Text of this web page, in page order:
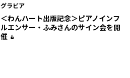
グラビア
＜わんハート出版記念＞ピアノインフ
ルエンサー・ふみさんのサイン会を開
催